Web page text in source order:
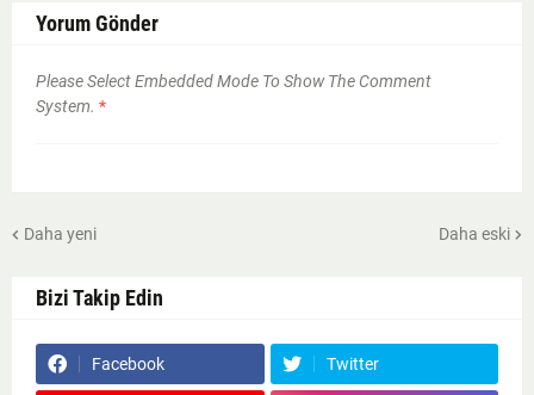
Yorum Gönder
Please Select Embedded Mode To Show The Comment
System. *
Daha yeni Daha eski
Bizi Takip Edin
Facebook Twitter